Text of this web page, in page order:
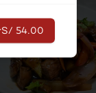
S/ 54.00